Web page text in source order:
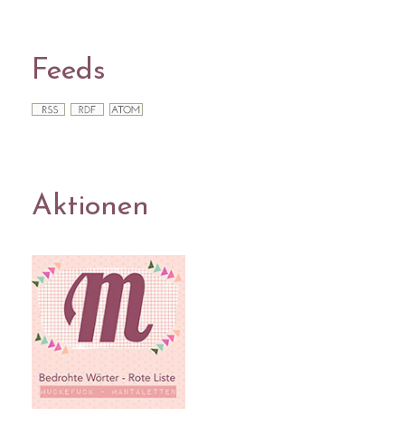
Feeds
Aktionen